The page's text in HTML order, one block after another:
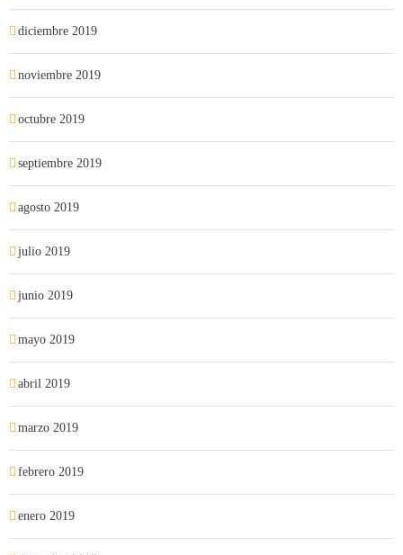
diciembre 2019
noviembre 2019
octubre 2019
septiembre 2019
agosto 2019
julio 2019
junio 2019
mayo 2019
abril 2019
marzo 2019
febrero 2019
enero 2019